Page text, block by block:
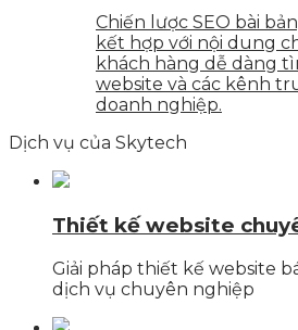
Chiến lược SEO bài
kết hợp với nội dung
khách hàng dễ dàng
website và các kênh
doanh nghiệp.
Dịch vụ của Skytech
Thiết kế website
Giải pháp thiết kế website
dịch vụ chuyên nghiệp